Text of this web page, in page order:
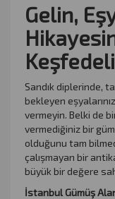
Gelin,
Sandık diplerinde,
bekleyen
vermeyin. Belki de
vermediğiniz bir
olduğunu tam
çalışmayan bir
büyük bir değere
İstanbul Gümüş